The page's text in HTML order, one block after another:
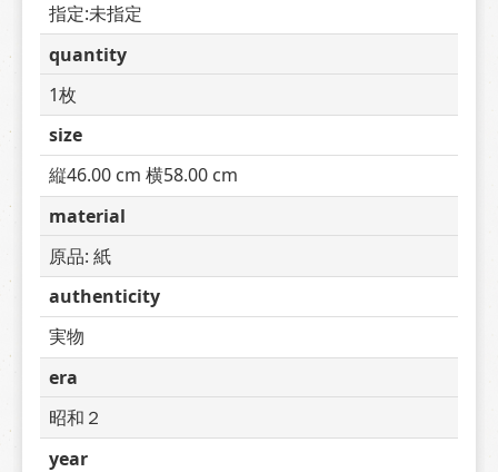
指定:未指定
quantity
1枚
size
縦46.00 cm 横58.00 cm
material
原品: 紙
authenticity
実物
era
昭和２
year